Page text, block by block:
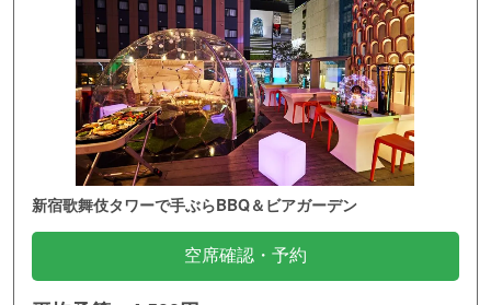
新宿歌舞伎タワーで手ぶらBBQ＆ビアガーデン
空席確認・予約